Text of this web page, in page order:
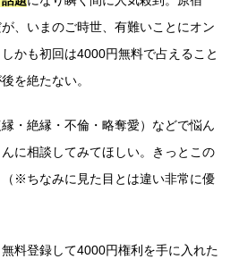
、いまのご時世、有難いことにオン
かも初回は4000円無料で占えること
を絶たない。
・絶縁・不倫・略奪愛）などで悩ん
に相談してみてほしい。きっとこの
※ちなみに見た目とは違い非常に優
料登録して4000円権利を手に入れた